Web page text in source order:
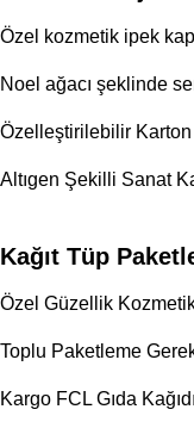
Özel kozmetik ipek
Noel ağacı şeklinde
Özelleştirilebilir Karton
Altıgen Şekilli Sanat
Kağıt Tüp
Özel Güzellik
Toplu Paketleme
Kargo FCL Gıda